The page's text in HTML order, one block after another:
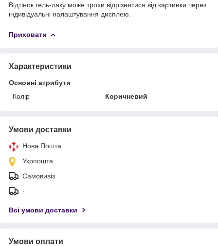
Відтінок гель-лаку може трохи відрізнятися від картинки через
індивідуальні налаштування дисплею.
Приховати
Характеристики
Основні атрибути
Колір
Коричневий
Умови доставки
Нова Пошта
Укрпошта
Самовивіз
-
Всі умови доставки
Умови оплати